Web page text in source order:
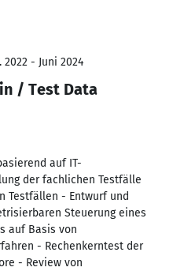
2022 - Juni 2024
/ Test Data
auf IT-
der fachlichen Testfälle
Testfällen - Entwurf und
Steuerung eines
auf Basis von
- Rechenkerntest der
- Review von